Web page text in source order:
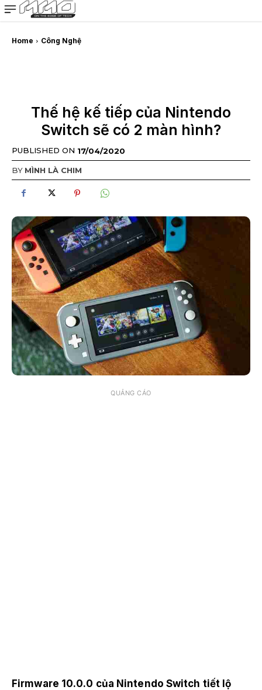
MMOSITE - Thông tin công nghệ
Bài viết nổi bật
Home Công Nghệ
Thế hệ kế tiếp của Nintendo
Switch sẽ có 2 màn hình?
PUBLISHED ON 17/04/2020
BY MÌNH LÀ CHIM
QUẢNG CÁO
Firmware 10.0.0 của Nintendo Switch tiết lộ